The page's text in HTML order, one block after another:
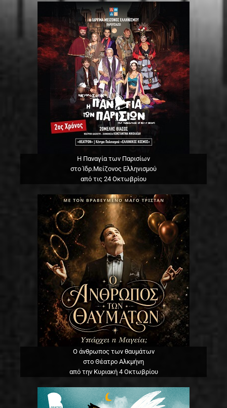
Η Παναγία των Παρισίων
στο Ίδρ.Μείζονος Ελληνισμού
από τις 24 Οκτωβρίου
Ο άνθρωπος των θαυμάτων
στο Θέατρο Αλκμήνη
από την Κυριακή 4 Οκτωβρίου